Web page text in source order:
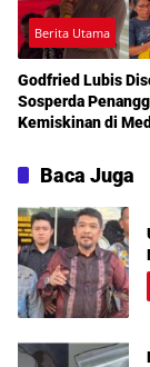
Berita Utama
Godfried Lubis
Sosperda
Kemiskinan di
Jalan Mati hingga
Bantuan
Baca Juga